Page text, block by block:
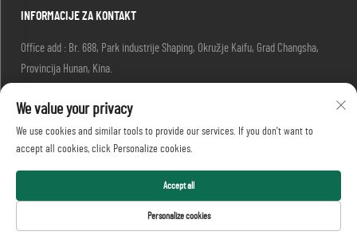
INFORMACIJE ZA KONTAKT
Office add : Br. 688, Park industrije Shaping, Okružje Kaifu, Grad Changsha,
Provincija Hunan, Kina.
-Tel.+86-13873199039
Copyright © 2026 Realtop Heavy Industry Co., Ltd. sva prava
rezervirana.
We value your privacy
We use cookies and similar tools to provide our services. If you don't want to
accept all cookies, click Personalize cookies.
Personalize cookies
Accept all